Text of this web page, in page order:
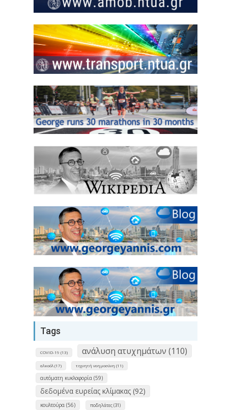
Tags
COVID-19 (13) ανάλυση ατυχημάτων (110)
αλκοόλ (17) τεχνητή νοημοσύνη (11)
αυτόματη κυκλοφορία (59)
δεδομένα ευρείας κλίμακας (92)
κουλτούρα (56) ποδηλάτες (31)